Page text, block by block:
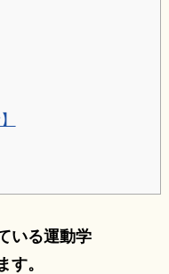
いる運動学
す。